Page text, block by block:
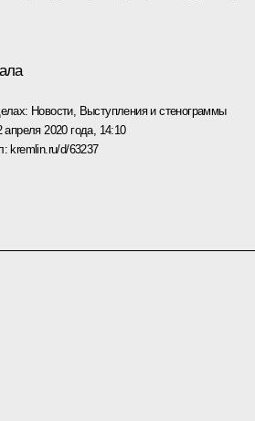
Новости, Выступления и стенограммы
апреля 2020 года, 14:10
kremlin.ru/d/63237